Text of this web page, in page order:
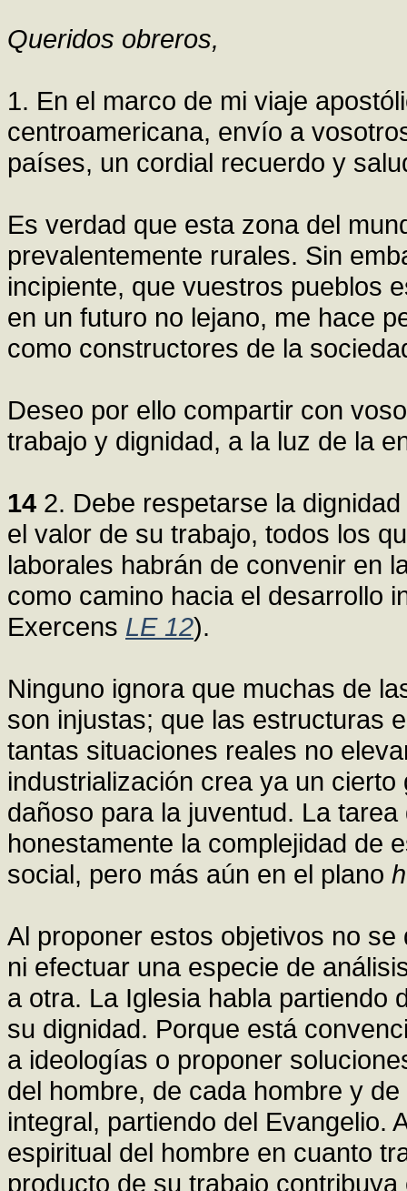
Queridos obreros,
1. En el marco de mi viaje
centroamericana, envío a
países, un cordial recuerdo y
Es verdad que esta zona del
prevalentemente rurales. Sin
incipiente, que vuestros pueblos
en un futuro no lejano, me hace
como constructores de la
Deseo por ello compartir con
trabajo y dignidad, a la luz de la
14 2. Debe respetarse la
el valor de su trabajo, todos los
laborales habrán de convenir en
como camino hacia el desarrollo
Exercens LE 12).
Ninguno ignora que muchas de
son injustas; que las estructuras
tantas situaciones reales no
industrialización crea ya un
dañoso para la juventud. La
honestamente la complejidad de
social, pero más aún en el plano
Al proponer estos objetivos no
ni efectuar una especie de
a otra. La Iglesia habla partiendo
su dignidad. Porque está
a ideologías o proponer
del hombre, de cada hombre y
integral, partiendo del Evangelio.
espiritual del hombre en cuanto
producto de su trabajo